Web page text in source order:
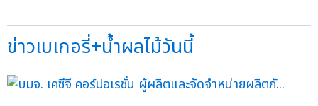
ข่าวเบเกอรี่+น้ำผลไม้วันนี้